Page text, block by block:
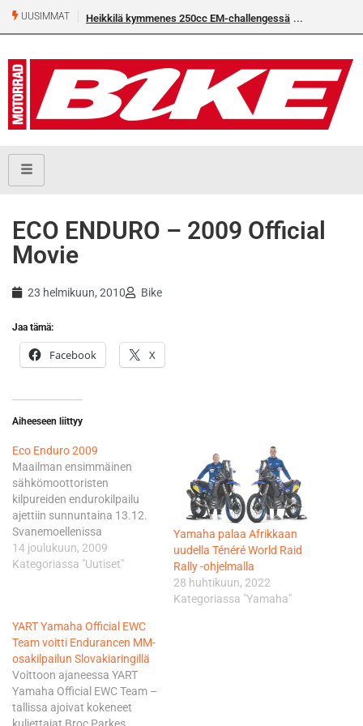
UUSIMMAT Heikkilä kymmenes 250cc EM-challengessä
ECO ENDURO – 2009 Official
Movie
23 helmikuun, 2010 Bike
Jaa tämä:
Facebook X
Aiheeseen liittyy
Eco Enduro 2009
Maailman ensimmäinen
sähkömoottoristen
kilpureiden endurokilpailu
ajettiin sunnuntaina 13.12.
Svanemoellenissa
Kööpenhaminassa.
Ranskalainen Fabien Planet
osuudella. Superfinaalin
voiton vei vasta 19-vuotias
tanskalainen Stefan K.
Olsen. Kilpailuun osallistui
useita nimekkäitä kuskeja,
kuten viisinkertainen
14 joulukuun, 2009
Kategoriassa "Uutiset"
Yamaha palaa Afrikkaan
uudella Ténéré World Raid
Rally -ohjelmalla
28 huhtikuun, 2022
Kategoriassa "Yamaha"
YART Yamaha Official EWC
Team voitti Endurancen MM-
osakilpailun Slovakiaringillä
Voittoon ajaneessa YART
Yamaha Official EWC Team –
tallissa ajoivat kokeneet
kuljettajat Broc Parkes,